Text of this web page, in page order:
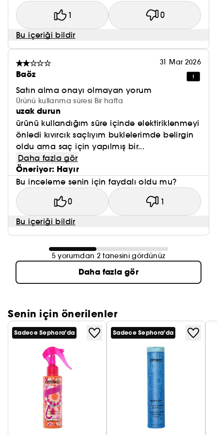
1 0
Bu içeriği bildir
31 Mar 2026
Baöz
Satın alma onayı olmayan yorum
Ürünü kullanma süresi Bir hafta
uzak durun
ürünü kullandığım süre içinde elektiriklenmeyi
önledi kıvırcık saçlıyım buklelerimde belirgin
oldu ama saç için yapılmış bir...
Daha fazla gör
Öneriyor: Hayır
Bu inceleme senin için faydalı oldu mu?
0 1
Bu içeriği bildir
5 yorumdan 2 tanesini gördünüz
Daha fazla gör
Senin için önerilenler
Sadece Sephora'da Sadece Sephora'da